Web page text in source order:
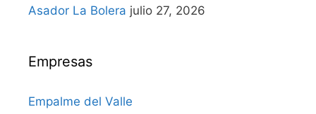
Asador La Bolera julio 27, 2026
Empresas
Empalme del Valle